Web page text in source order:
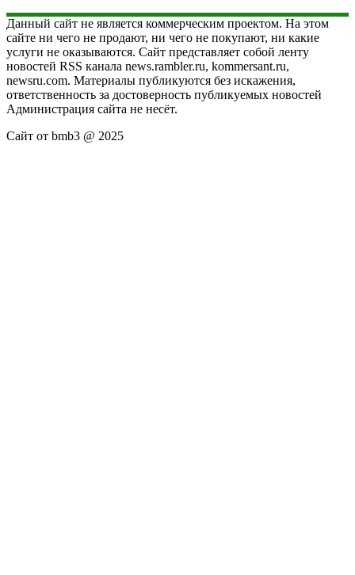
Данный сайт не является коммерческим проектом. На этом
сайте ни чего не продают, ни чего не покупают, ни какие
услуги не оказываются. Сайт представляет собой ленту
новостей RSS канала news.rambler.ru, kommersant.ru,
newsru.com. Материалы публикуются без искажения,
ответственность за достоверность публикуемых новостей
Администрация сайта не несёт.
Сайт от bmb3 @ 2025